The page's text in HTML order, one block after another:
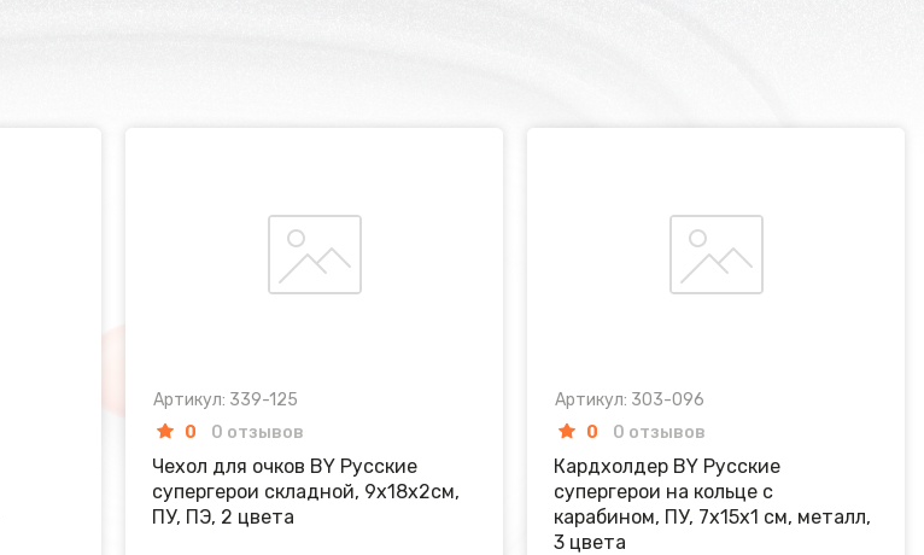
Артикул: 339-125
0
0 отзывов
Чехол для очков BY Русские
супергерои складной, 9х18х2см,
ПУ, ПЭ, 2 цвета
Артикул: 303-096
0
0 отзывов
Кардхолдер BY Русские
супергерои на кольце с
карабином, ПУ, 7х15х1 см, металл,
3 цвета